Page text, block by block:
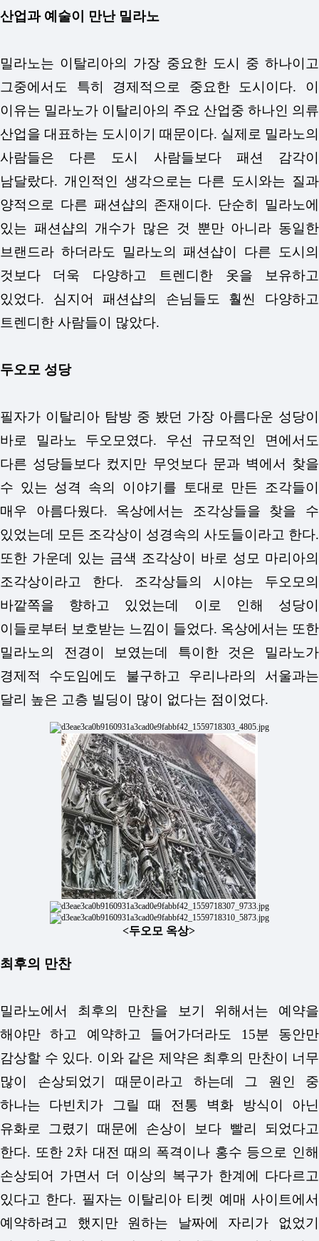
산업과 예술이 만난 밀라노
밀라노는 이탈리아의 가장 중요한 도시 중 하나이고
그중에서도 특히 경제적으로 중요한 도시이다. 이
이유는 밀라노가 이탈리아의 주요 산업중 하나인 의류
산업을 대표하는 도시이기 때문이다. 실제로 밀라노의
사람들은 다른 도시 사람들보다 패션 감각이
남달랐다. 개인적인 생각으로는 다른 도시와는 질과
양적으로 다른 패션샵의 존재이다. 단순히 밀라노에
있는 패션샵의 개수가 많은 것 뿐만 아니라 동일한
브랜드라 하더라도 밀라노의 패션샵이 다른 도시의
것보다 더욱 다양하고 트렌디한 옷을 보유하고
있었다. 심지어 패션샵의 손님들도 훨씬 다양하고
트렌디한 사람들이 많았다.
두오모 성당
필자가 이탈리아 탐방 중 봤던 가장 아름다운 성당이
바로 밀라노 두오모였다. 우선 규모적인 면에서도
다른 성당들보다 컸지만 무엇보다 문과 벽에서 찾을
수 있는 성격 속의 이야기를 토대로 만든 조각들이
매우 아름다웠다. 옥상에서는 조각상들을 찾을 수
있었는데 모든 조각상이 성경속의 사도들이라고 한다.
또한 가운데 있는 금색 조각상이 바로 성모 마리아의
조각상이라고 한다. 조각상들의 시야는 두오모의
바깥쪽을 향하고 있었는데 이로 인해 성당이
이들로부터 보호받는 느낌이 들었다. 옥상에서는 또한
밀라노의 전경이 보였는데 특이한 것은 밀라노가
경제적 수도임에도 불구하고 우리나라의 서울과는
달리 높은 고층 빌딩이 많이 없다는 점이었다.
<두오모 옥상>
최후의 만찬
밀라노에서 최후의 만찬을 보기 위해서는 예약을
해야만 하고 예약하고 들어가더라도 15분 동안만
감상할 수 있다. 이와 같은 제약은 최후의 만찬이 너무
많이 손상되었기 때문이라고 하는데 그 원인 중
하나는 다빈치가 그릴 때 전통 벽화 방식이 아닌
유화로 그렸기 때문에 손상이 보다 빨리 되었다고
한다. 또한 2차 대전 때의 폭격이나 홍수 등으로 인해
손상되어 가면서 더 이상의 복구가 한계에 다다르고
있다고 한다. 필자는 이탈리아 티켓 예매 사이트에서
예약하려고 했지만 원하는 날짜에 자리가 없었기